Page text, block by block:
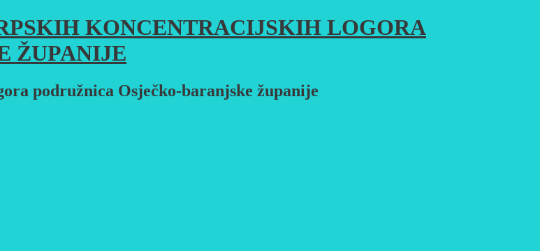
KONCENTRACIJSKIH LOGORA
ŽUPANIJE
podružnica Osječko-baranjske županije